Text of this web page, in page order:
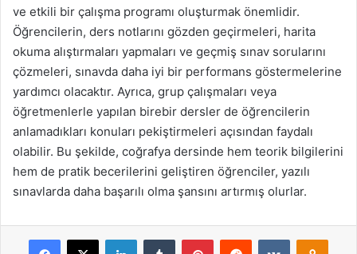
ve etkili bir çalışma programı oluşturmak önemlidir.
Öğrencilerin, ders notlarını gözden geçirmeleri, harita
okuma alıştırmaları yapmaları ve geçmiş sınav sorularını
çözmeleri, sınavda daha iyi bir performans göstermelerine
yardımcı olacaktır. Ayrıca, grup çalışmaları veya
öğretmenlerle yapılan birebir dersler de öğrencilerin
anlamadıkları konuları pekiştirmeleri açısından faydalı
olabilir. Bu şekilde, coğrafya dersinde hem teorik bilgilerini
hem de pratik becerilerini geliştiren öğrenciler, yazılı
sınavlarda daha başarılı olma şansını artırmış olurlar.
Facebook
X LinkedInTumblr PinterestReddit VKontakte